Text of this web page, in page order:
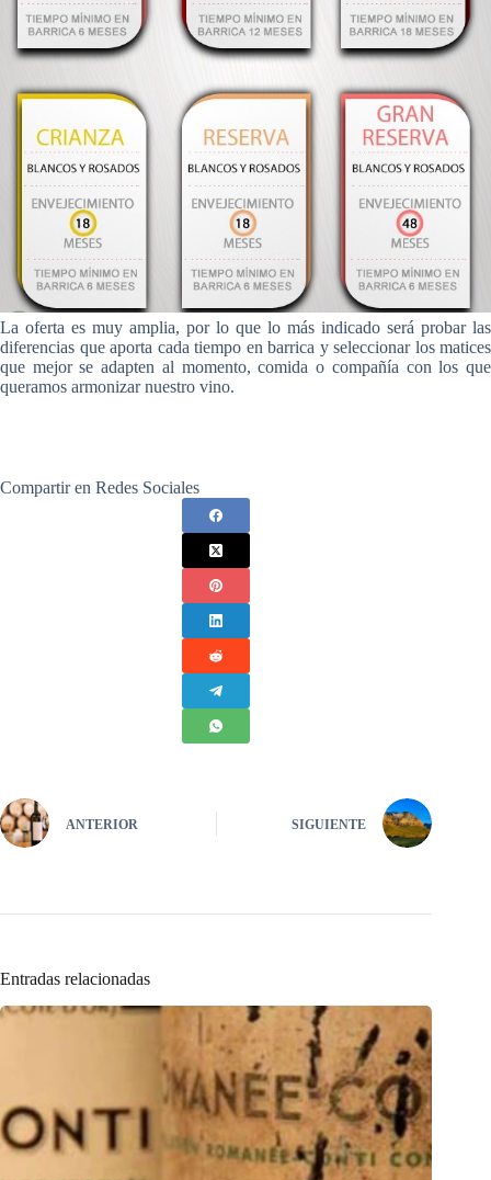
La oferta es muy amplia, por lo que lo más indicado será probar las
diferencias que aporta cada tiempo en barrica y seleccionar los matices
que mejor se adapten al momento, comida o compañía con los que
queramos armonizar nuestro vino.
Compartir en Redes Sociales
ANTERIOR SIGUIENTE
Entradas relacionadas